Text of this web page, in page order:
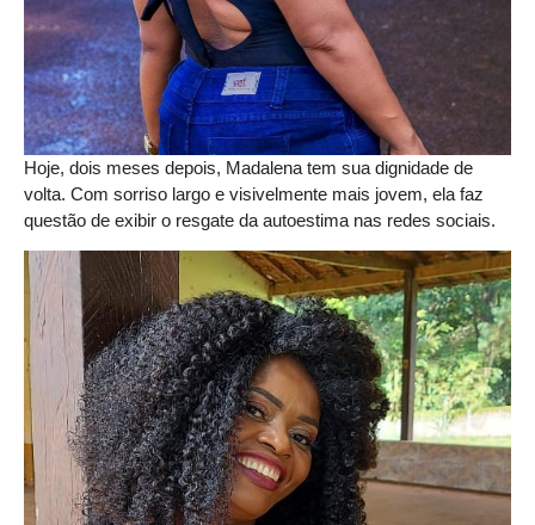
Hoje, dois meses depois, Madalena tem sua dignidade de
volta. Com sorriso largo e visivelmente mais jovem, ela faz
questão de exibir o resgate da autoestima nas redes sociais.